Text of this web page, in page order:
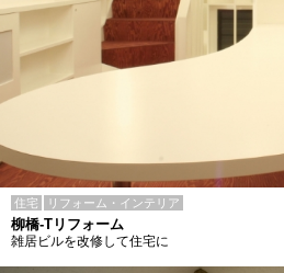
住宅 リフォーム・インテリア
柳橋-Tリフォーム
雑居ビルを改修して住宅に